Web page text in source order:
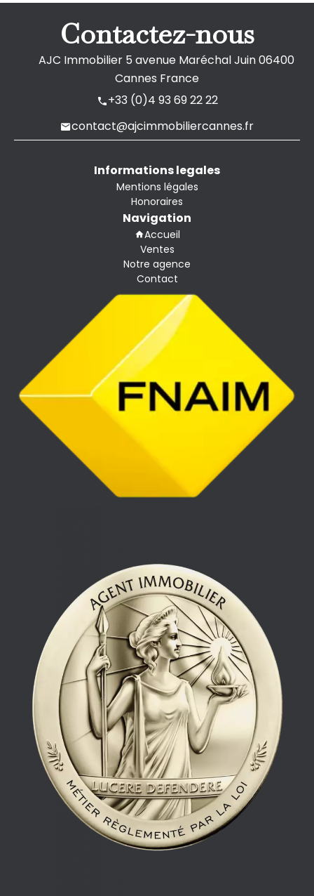
Contactez-nous
AJC Immobilier5 avenue Maréchal Juin06400
Cannes France
+33 (0)4 93 69 22 22
contact@ajcimmobiliercannes.fr
Informations legales
Mentions légales
Honoraires
Navigation
Accueil
Ventes
Notre agence
Contact